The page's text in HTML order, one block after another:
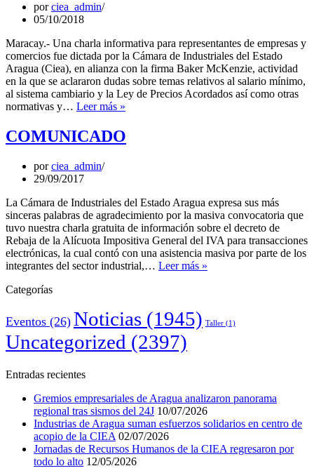
dólares
porciea_admin
05/10/2018
Maracay.- Una charla informativa para representantes de empresas y
comercios fue dictada por la Cámara de Industriales del Estado
Aragua (Ciea), en alianza con la firma Baker McKenzie, actividad
en la que se aclararon dudas sobre temas relativos al salario mínimo,
al sistema cambiario y la Ley de Precios Acordados así como otras
normativas y… Leer más »
sobre
COMUNICADO
porciea_admin
29/09/2017
La Cámara de Industriales del Estado Aragua expresa sus más
sinceras palabras de agradecimiento por la masiva convocatoria que
tuvo nuestra charla gratuita de información sobre el decreto de
Rebaja de la Alícuota Impositiva General del IVA para transacciones
electrónicas, la cual contó con una asistencia masiva por parte de los
integrantes del sector industrial,… Leer más »
Categorías
Eventos (26) Noticias (1945) Taller (1)
Uncategorized (2397)
Entradas recientes
Gremios empresariales de Aragua analizaron panorama
regional tras sismos del 24J 10/07/2026
Industrias de Aragua suman esfuerzos solidarios en centro de
acopio de la CIEA 02/07/2026
Jornadas de Recursos Humanos de la CIEA regresaron por
todo lo alto 12/05/2026